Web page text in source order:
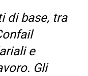
di base, tra
e
Gli